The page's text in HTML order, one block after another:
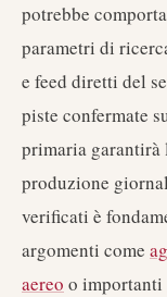
potrebbe
parametri di
e feed diretti del
piste confermate
primaria
produzione
verificati è
argomenti come
aereo o importanti